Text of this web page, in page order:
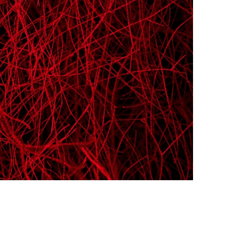
Pop Art-lijst
WhiteWall Design
Edition by Studio
Besau-Marguerre